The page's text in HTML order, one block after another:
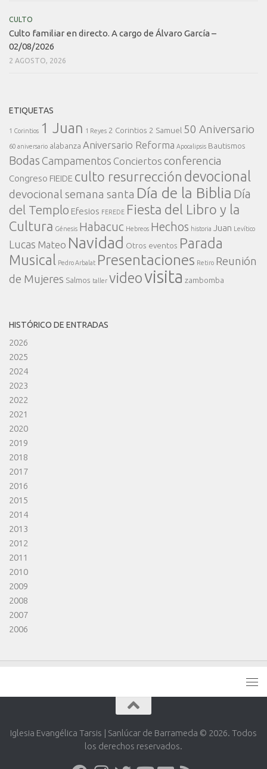
CULTO
Culto familiar en directo. A cargo de Álvaro García –
02/08/2026
2 AGOSTO, 2026
ETIQUETAS
1 Corintios 1 Juan 1 Reyes 2 Corintios 2 Samuel 50 Aniversario
60 aniversario alabanza Aniversario Reforma Apocalipsis Bautismos
Bodas Campamentos Conciertos conferencia
Congreso FIEIDE culto resurrección devocional
devocional semana santa Día de la Biblia Día
del Templo Efesios FEREDE Fiesta del Libro y la
Cultura Génesis Habacuc Hebreos Hechos historia Juan Levítico
Lucas Mateo Navidad Otros eventos Parada
Musical
Pedro Arbalat Presentaciones Retiro Reunión
de Mujeres Salmos taller videovisita zambomba
HISTÓRICO DE ENTRADAS
2026
2025
2024
2023
2022
2021
2020
2019
2018
2017
2016
2015
2014
2013
2012
2011
2010
2009
2008
2007
2006
Iglesia Evangélica Tarsis | Sanlúcar de Barrameda © 2026. Todos
los derechos reservados.